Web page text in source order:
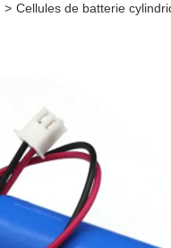
> Cellules de batterie